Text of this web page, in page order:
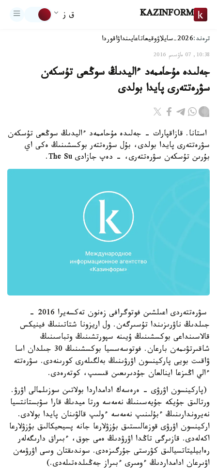
KAZINFORM ق ز
ترەند:2026-سايلاۋ وقيعاتاعايىنداۋاقوردا
10:38, 07 ماۋسىم 2016
جەلىدە مۇحاممەد ءاليدىڭ سوڭعى تۇسكەن
سۋرەتتەرى پايدا بولدى
استانا. قازاقپارات - جەلىدە مۇحاممەد ءاليدىڭ سوڭعى تۇسكەن
سۋرەتتەرى پايدا بولدى، بۇل سۋرەتتەر بوكسشىنىڭ ەكى اي
بۇرىن تۇسكەن سۋرەتتەرى، - دەپ جازادى The Su.
سۋرەتتەردى اعىلشىن فوتوگرافى زەنون تەكسەيرا 2016 -
جىلدىڭ ناۋرىزىندا تۇسىرگەن. ول اريزونا شتاتىنىڭ فينيكس
قالاسىنداعى بوكسشىنىڭ ۇيىنە سپورتشىنىڭ وتباسىنىڭ
شاقىرتۋىمەن بارعان. فوتوسەسسيا بوكسشىنىڭ 30 جىلدان اسا
ۋاقىت بويى پاركينسون اۋرۋىنىڭ بەلگىلەرى كورىنەدى. سۋرەتتە
ءالي اڭىزعا اينالعان جۇدىرىعىن قىسىپ، كوتەرەدى.
(پاركينسون اۋرۋى - ەرەسەك ادامداردا بولاتىن سوزىلمالى اۋرۋ.
ورتالىق جۇيكە جۇيەسىنىڭ نەمەسە ورتا ميدىڭ قارا سۋبستانتسيا
نەيروندارىنىڭ ءبۇلىنىپ نەمەسە ءولىپ قالۋىنان پايدا بولادى.
اركينسون اۋرۋى قوزعالىستىق بۇزۋلارعا جانە پسيحيكالىق بۇزۋلارعا
اكەلەدى. قازىرگى تاڭدا اۋرۋدىڭ ەمى جوق، ءبىراق دارىگەلەر
رەابيليتاتسيالىق كۋرستى جۇرگىزەدى. سوندىقتان وسى اۋرۋمەن
اۋىرعان ادامداردىڭ ءومىرى ءبىراز جەڭىلدەتىلەدى.)